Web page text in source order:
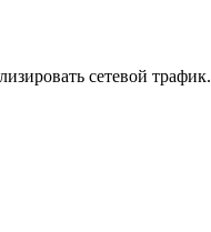
сетевой трафик.